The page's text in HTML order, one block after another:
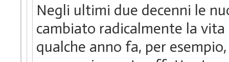
Negli ultimi due decenni le
cambiato radicalmente la
qualche anno fa, per